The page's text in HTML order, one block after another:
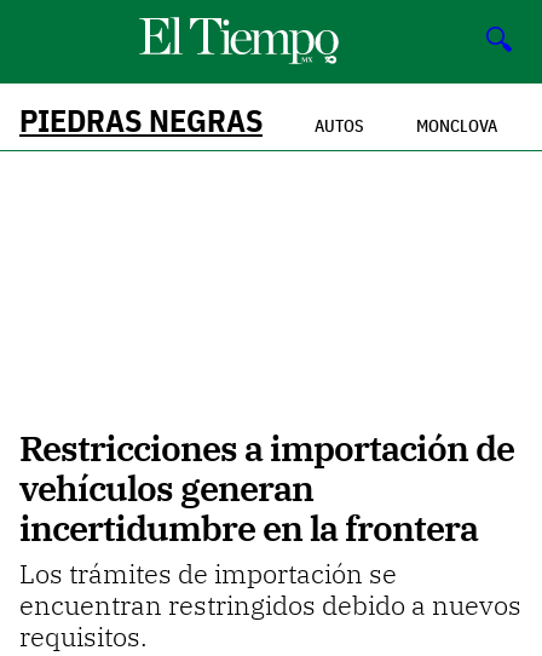
🔍
PIEDRAS NEGRAS AUTOS MONCLOVA
Restricciones a importación de
vehículos generan
incertidumbre en la frontera
Los trámites de importación se
encuentran restringidos debido a nuevos
requisitos.